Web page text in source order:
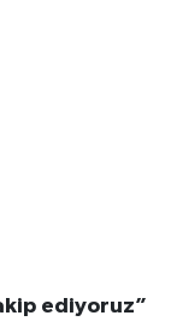
ediyoruz”